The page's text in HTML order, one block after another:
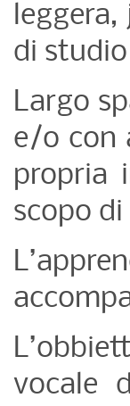
leggera,
di
Largo
e/o con
propria
scopo
vocale